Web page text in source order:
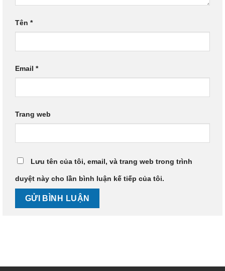
Tên *
Email *
Trang web
Lưu tên của tôi, email, và trang web trong trình
duyệt này cho lần bình luận kế tiếp của tôi.